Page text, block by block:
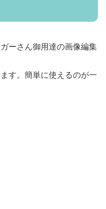
ーさん御用達の画像編集
す。簡単に使えるのが一